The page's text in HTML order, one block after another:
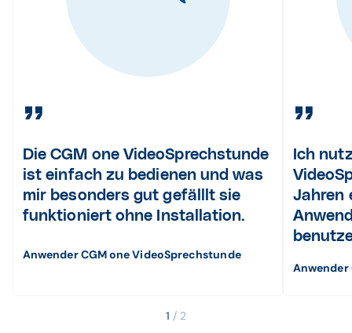
Die CGM one VideoSprechstunde
ist einfach zu bedienen und was
mir besonders gut gefälllt sie
funktioniert ohne Installation.
Anwender CGM one VideoSprechstunde
Ich
Jahren
Anwender
1 / 2